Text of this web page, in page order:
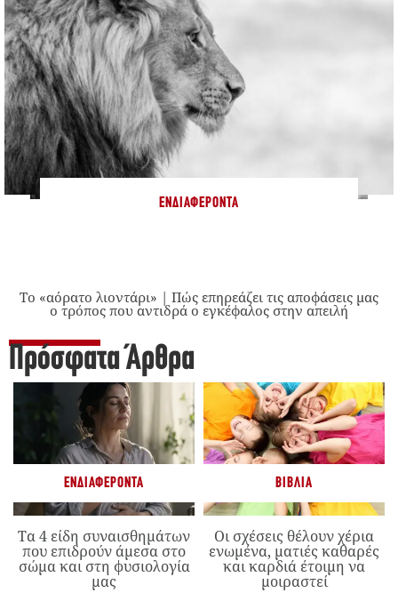
ΕΝΔΙΑΦΈΡΟΝΤΑ
Το «αόρατο λιοντάρι» | Πώς επηρεάζει τις αποφάσεις μας
ο τρόπος που αντιδρά ο εγκέφαλος στην απειλή
Πρόσφατα Άρθρα
ΕΝΔΙΑΦΈΡΟΝΤΑ
Τα 4 είδη συναισθημάτων
που επιδρούν άμεσα στο
σώμα και στη φυσιολογία
μας
ΒΙΒΛΊΑ
Οι σχέσεις θέλουν χέρια
ενωμένα, ματιές καθαρές
και καρδιά έτοιμη να
μοιραστεί